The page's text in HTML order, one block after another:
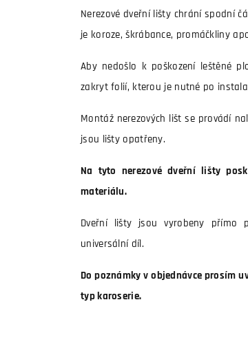
Nerezové dveřní lišty chrání spodní
je koroze, škrábance, promáčkliny
Aby nedošlo k poškození leštěné
zakryt folií, kterou je nutné po
Montáž nerezových lišt se provádí
jsou lišty opatřeny.
Na tyto nerezové dveřní lišty
materiálu.
Dveřní lišty jsou vyrobeny
universální díl.
Do poznámky v objednávce prosím
typ karoserie.